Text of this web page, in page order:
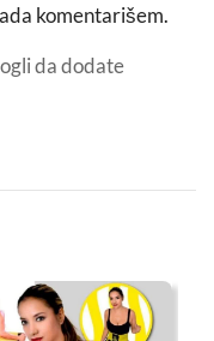
komentarišem.
da dodate